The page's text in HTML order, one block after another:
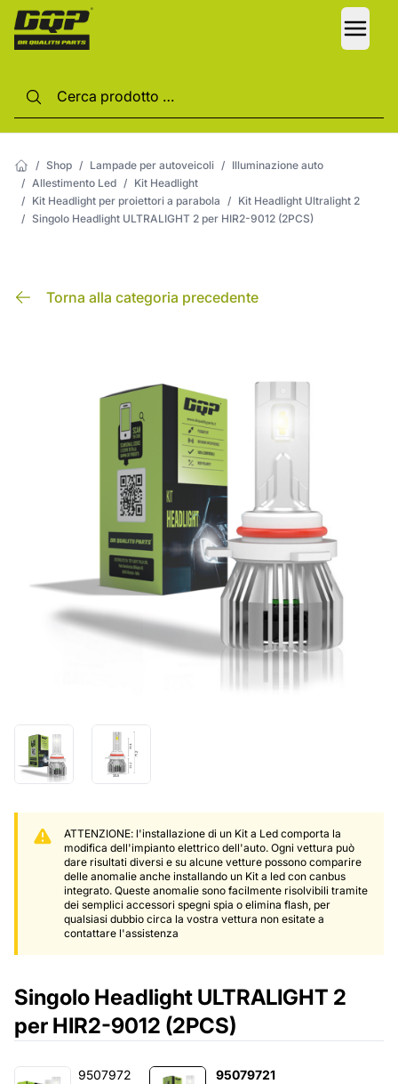
/ Shop / Lampade per autoveicoli / Illuminazione auto
/ Allestimento Led / Kit Headlight
/ Kit Headlight per proiettori a parabola / Kit Headlight Ultralight 2
/ Singolo Headlight ULTRALIGHT 2 per HIR2-9012 (2PCS)
Torna alla categoria precedente
ATTENZIONE: l'installazione di un Kit a Led comporta la
modifica dell'impianto elettrico dell'auto. Ogni vettura può
dare risultati diversi e su alcune vetture possono comparire
delle anomalie anche installando un Kit a led con canbus
integrato. Queste anomalie sono facilmente risolvibili tramite
dei semplici accessori spegni spia o elimina flash, per
qualsiasi dubbio circa la vostra vettura non esitate a
contattare l'assistenza
Singolo Headlight ULTRALIGHT 2
per HIR2-9012 (2PCS)
9507972
95079721